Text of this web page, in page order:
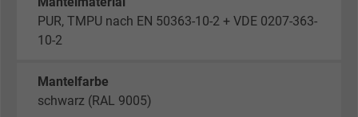
PUR, TMPU nach EN 50363-10-2 + VDE 0207-363-
10-2
Mantelfarbe
schwarz (RAL 9005)